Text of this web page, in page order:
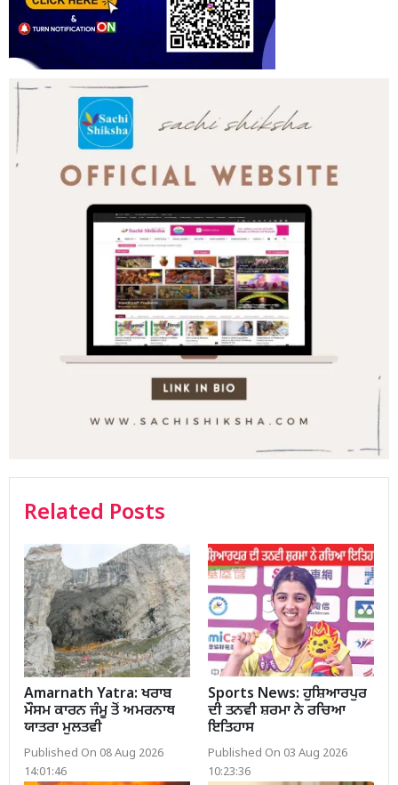
Related Posts
Amarnath Yatra: ਖਰਾਬ
ਮੌਸਮ ਕਾਰਨ ਜੰਮੂ ਤੋਂ ਅਮਰਨਾਥ
ਯਾਤਰਾ ਮੁਲਤਵੀ
Published On 08 Aug 2026
14:01:46
Sports News: ਹੁਸ਼ਿਆਰਪੁਰ
ਦੀ ਤਨਵੀ ਸ਼ਰਮਾ ਨੇ ਰਚਿਆ
ਇਤਿਹਾਸ
Published On 03 Aug 2026
10:23:36